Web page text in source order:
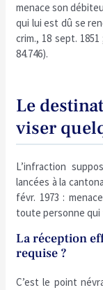
menace son
qui lui est dû se
crim., 18 sept.
84.746).
Le
viser
L’infraction
lancées à la
févr. 1973 :
toute personne qui
La réception
requise ?
C’est le point